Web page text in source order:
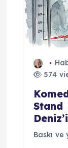
574
Stand
Baskı